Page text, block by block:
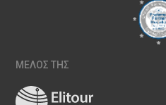
ΜΕΛΟΣ ΤΗΣ